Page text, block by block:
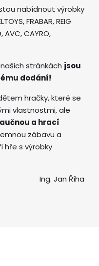
nabídnout výrobky
FRABAR, REIG
AVC, CAYRO,
stránkách jsou
dodání!
hračky, které se
vlastnostmi, ale
a hrací
zábavu a
hře s výrobky
Ing. Jan Říha